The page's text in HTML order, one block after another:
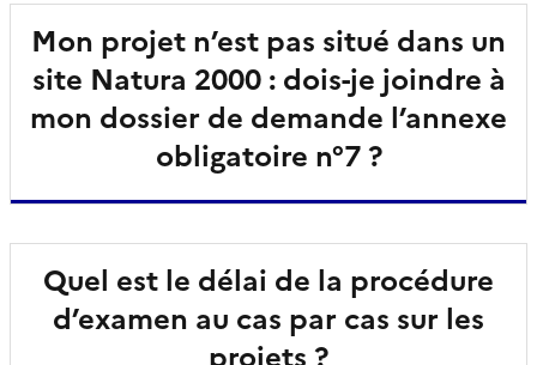
Mon projet n’est pas situé dans un
site Natura 2000 : dois-je joindre à
mon dossier de demande l’annexe
obligatoire n°7 ?
Quel est le délai de la procédure
d’examen au cas par cas sur les